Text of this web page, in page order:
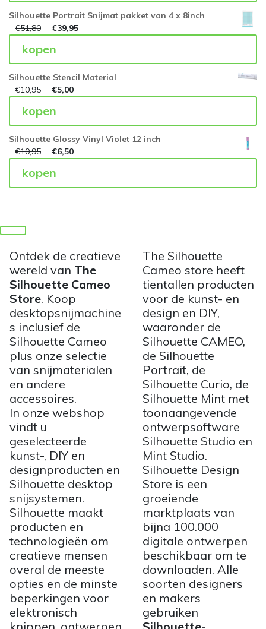
Silhouette Portrait Snijmat pakket van 4 x 8inch
€51,80 €39,95
kopen
Silhouette Stencil Material
€10,95 €5,00
kopen
Silhouette Glossy Vinyl Violet 12 inch
€10,95 €6,50
kopen
Ontdek de creatieve
wereld van The
Silhouette Cameo
Store. Koop
desktopsnijmachine
s inclusief de
Silhouette Cameo
plus onze selectie
van snijmaterialen
en andere
accessoires.
In onze webshop
vindt u
geselecteerde
kunst-, DIY en
designproducten en
Silhouette desktop
snijsystemen.
Silhouette maakt
producten en
technologieën om
creatieve mensen
overal de meeste
opties en de minste
beperkingen voor
elektronisch
The Silhouette
Cameo store heeft
tientallen producten
voor de kunst- en
design en DIY,
waaronder de
Silhouette CAMEO,
de Silhouette
Portrait, de
Silhouette Curio, de
Silhouette Mint met
toonaangevende
ontwerpsoftware
Silhouette Studio en
Mint Studio.
Silhouette Design
Store is een
groeiende
marktplaats van
bijna 100.000
digitale ontwerpen
beschikbaar om te
downloaden. Alle
soorten designers
en makers
gebruiken